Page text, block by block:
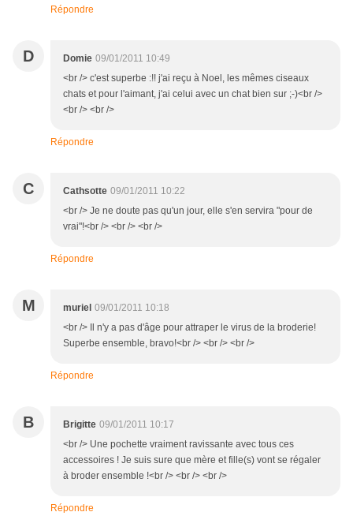
Répondre
D Domie 09/01/2011 10:49
<br /> c'est superbe :!! j'ai reçu à Noel, les mêmes ciseaux
chats et pour l'aimant, j'ai celui avec un chat bien sur ;-)<br />
<br /> <br />
Répondre
C Cathsotte 09/01/2011 10:22
<br /> Je ne doute pas qu'un jour, elle s'en servira "pour de
vrai"!<br /> <br /> <br />
Répondre
M muriel 09/01/2011 10:18
<br /> Il n'y a pas d'âge pour attraper le virus de la broderie!
Superbe ensemble, bravo!<br /> <br /> <br />
Répondre
B Brigitte 09/01/2011 10:17
<br /> Une pochette vraiment ravissante avec tous ces
accessoires ! Je suis sure que mère et fille(s) vont se régaler
à broder ensemble !<br /> <br /> <br />
Répondre